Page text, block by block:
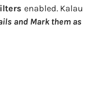
enabled. Kalau
and Mark them as